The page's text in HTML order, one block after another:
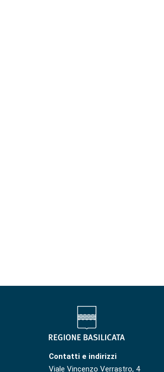
Contatti e indirizzi
Viale Vincenzo Verrastro, 4